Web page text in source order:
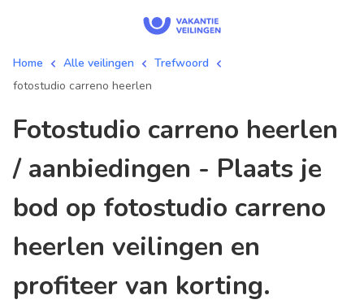
Home Alle veilingen
Trefwoord
fotostudio carreno heerlen
fotostudio carreno heerlen
/ aanbiedingen - Plaats je
bod op fotostudio carreno
heerlen veilingen en
profiteer van korting.